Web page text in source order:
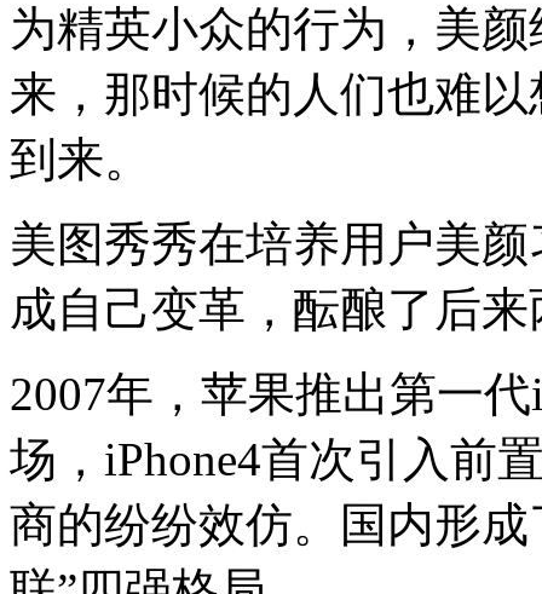
为精英小众的行为，美
来，那时候的人们也难
到来。
美图秀秀在培养用户美
成自己变革，酝酿了后
2007年，苹果推出第一
场，iPhone4首次引入前
商的纷纷效仿。国内形